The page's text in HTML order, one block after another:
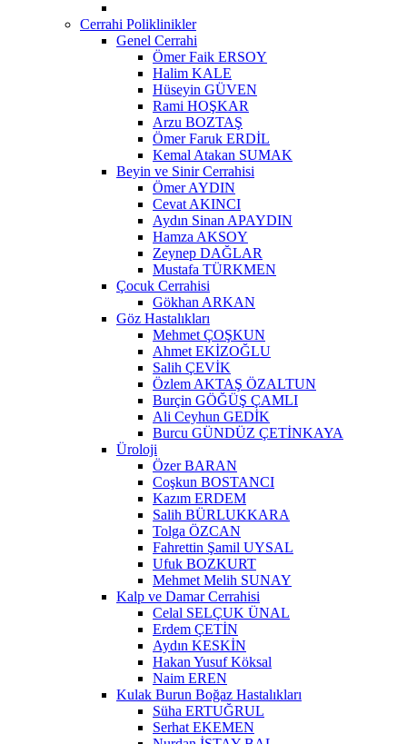
Cerrahi Poliklinikler
Genel Cerrahi
Ömer Faik ERSOY
Halim KALE
Hüseyin GÜVEN
Rami HOŞKAR
Arzu BOZTAŞ
Ömer Faruk ERDİL
Kemal Atakan SUMAK
Beyin ve Sinir Cerrahisi
Ömer AYDIN
Cevat AKINCI
Aydın Sinan APAYDIN
Hamza AKSOY
Zeynep DAĞLAR
Mustafa TÜRKMEN
Çocuk Cerrahisi
Gökhan ARKAN
Göz Hastalıkları
Mehmet ÇOŞKUN
Ahmet EKİZOĞLU
Salih ÇEVİK
Özlem AKTAŞ ÖZALTUN
Burçin GÖĞÜŞ ÇAMLI
Ali Ceyhun GEDİK
Burcu GÜNDÜZ ÇETİNKAYA
Üroloji
Özer BARAN
Coşkun BOSTANCI
Kazım ERDEM
Salih BÜRLUKKARA
Tolga ÖZCAN
Fahrettin Şamil UYSAL
Ufuk BOZKURT
Mehmet Melih SUNAY
Kalp ve Damar Cerrahisi
Celal SELÇUK ÜNAL
Erdem ÇETİN
Aydın KESKİN
Hakan Yusuf Köksal
Naim EREN
Kulak Burun Boğaz Hastalıkları
Süha ERTUĞRUL
Serhat EKEMEN